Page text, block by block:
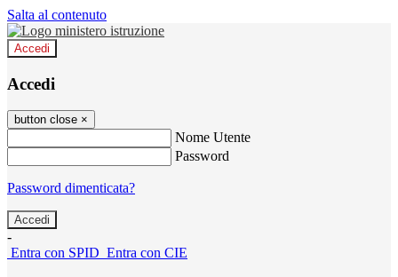
Salta al contenuto
Accedi
Accedi
button close ×
Nome Utente
Password
Password dimenticata?
-
Entra con SPID Entra con CIE